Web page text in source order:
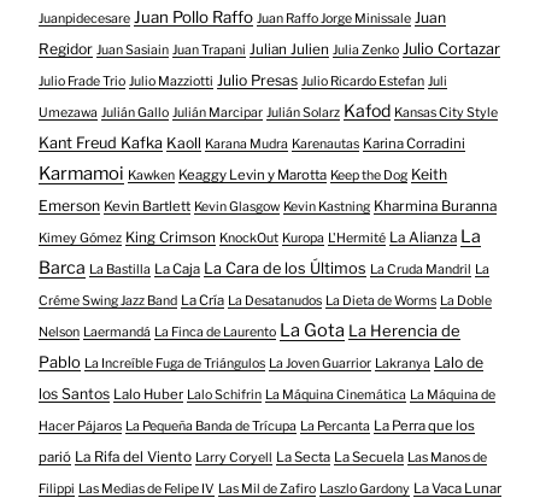
Juanpidecesare Juan Pollo Raffo Juan Raffo Jorge Minissale Juan
Regidor Juan Sasiain Juan Trapani Julian Julien Julia Zenko Julio Cortazar
Julio Frade Trio Julio Mazziotti Julio Presas Julio Ricardo Estefan Juli
Umezawa Julián Gallo Julián Marcipar Julián Solarz Kafod Kansas City Style
Kant Freud Kafka Kaoll Karana Mudra Karenautas Karina Corradini
Karmamoi Kawken Keaggy Levin y Marotta Keep the Dog Keith
Emerson Kevin Bartlett Kevin Glasgow Kevin Kastning Kharmina Buranna
Kimey Gómez King Crimson KnockOut Kuropa L'Hermité La Alianza La
Barca La Bastilla La Caja La Cara de los Últimos La Cruda Mandril La
Créme Swing Jazz Band La Cría La Desatanudos La Dieta de Worms La Doble
Nelson Laermandá La Finca de Laurento La Gota La Herencia de
Pablo La Increíble Fuga de Triángulos La Joven Guarrior Lakranya Lalo de
los Santos Lalo Huber Lalo Schifrin La Máquina Cinemática La Máquina de
Hacer Pájaros La Pequeña Banda de Trícupa La Percanta La Perra que los
parió La Rifa del Viento Larry Coryell La Secta La Secuela Las Manos de
Filippi Las Medias de Felipe IV Las Mil de Zafiro Laszlo Gardony La Vaca Lunar